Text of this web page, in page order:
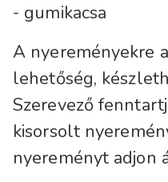
- gumikacsa
A nyereményekre
lehetőség,
Szerevező
kisorsolt
nyereményt adjon